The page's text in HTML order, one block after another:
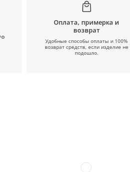
Оплата, примерка и
возврат
Удобные способы оплаты и 100%
возврат средств, если изделие не
подошло.